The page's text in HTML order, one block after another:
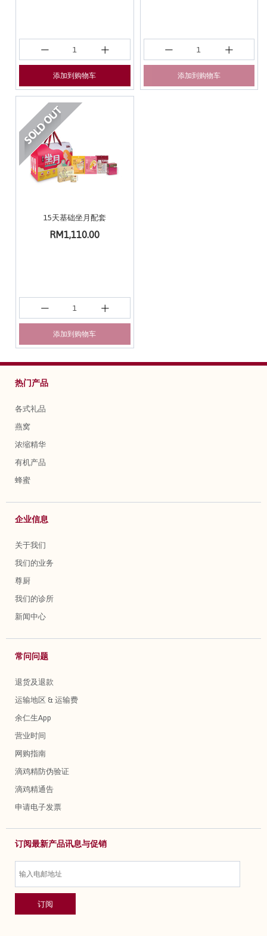
添加到购物车 添加到购物车
15天基础坐月配套
RM1,110.00
添加到购物车
热门产品
各式礼品
燕窝
浓缩精华
有机产品
蜂蜜
企业信息
关于我们
我们的业务
尊厨
我们的诊所
新闻中心
常问问题
退货及退款
运输地区 & 运输费
余仁生App
营业时间
网购指南
滴鸡精防伪验证
滴鸡精通告
申请电子发票
订阅最新产品讯息与促销